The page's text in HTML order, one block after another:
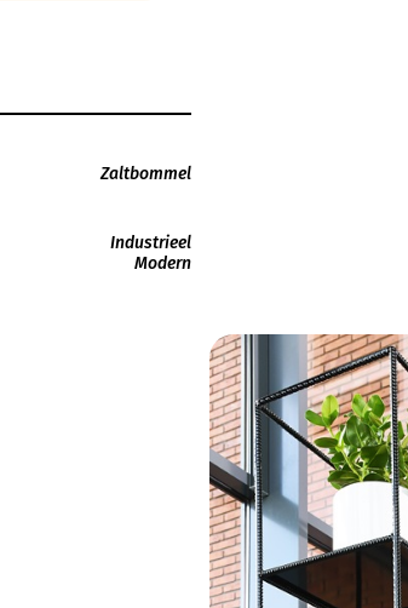
Zaltbommel
Industrieel
Modern